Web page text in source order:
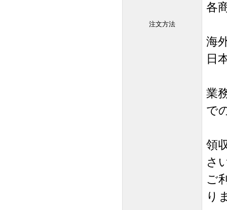
注文方法
各
海
日
業
で
領
さ
ご
り